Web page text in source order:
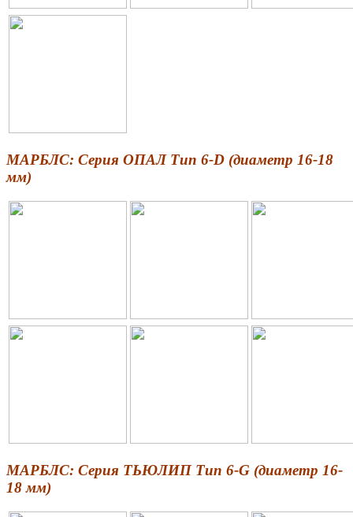
МАРБЛС: Серия ОПАЛ Тип 6-D (диаметр 16-18
мм)
МАРБЛС: Серия ТЬЮЛИП Тип 6-G (диаметр 16-
18 мм)